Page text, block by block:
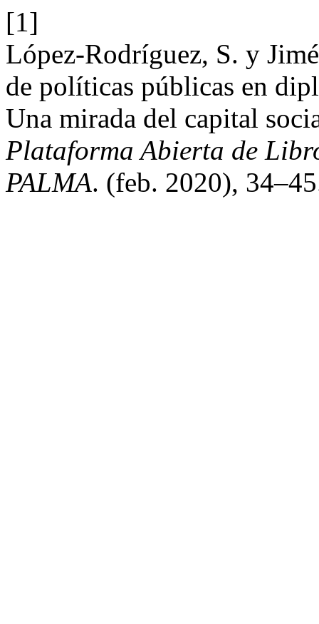
[1]
López-Rodríguez, S. y
de políticas públicas en
Una mirada del capital
Plataforma Abierta de
PALMA. (feb. 2020),